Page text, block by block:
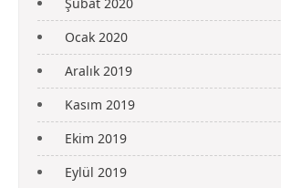
Ocak 2020
Aralık 2019
Kasım 2019
Ekim 2019
Eylül 2019